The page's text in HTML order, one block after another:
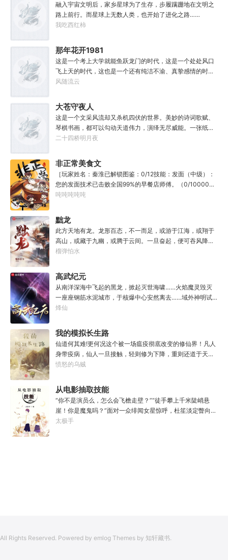
融入宇宙文明后，家乡星球为了生存，步履蹒跚地在文明之
路上前行。而星球上无数人类，也开始了进化之路……
我吃西红柿
那年花开1981
这是一个考上大学就能鱼跃龙门的时代，这是一个处处风口
飞上天的时代，这也是一个还有纯洁不渝、真挚感情的时
代；只不过李野刚刚来到这个时代，却被劝着放弃高考进厂
冲刺型选手会考不上？那岂不是辜负了那么多年体育老师的
教导？”
风随流云
大苍守夜人
这是一个文采风流却又杀机四伏的世界。美妙的诗词歌赋、
琴棋书画，都可以勾动天道伟力，演绎无尽威能。一张纸可
封万载凶谷，一滴墨可将三千里海域化为永夜。林苏进入这
人毕生难以触摸的天花板，敢与诸子百家圣人争道。精智
计，察人心，演绎兵法三十六计，弹指间可换一国之君。不
知者谓他情种，知他者，言他为真性情。
二十四桥明月夜
非正常美食文
［玩家姓名：秦淮已解锁图鉴：0/12技能：发面（中级）：
您的发面技术已击败全国99%的早餐店师傅。（0/10000）
调馅（高级）：您的调馅水平已击败全国100%的早餐店师
的那一刻，美食文主角迎来了他加载成功的系统。秦淮：美
食文，早说呀，这个他熟！后来——秦淮发现这好像不是个
单纯的美食文系统。好像还加了些奇奇怪怪的东西。连带着
他看邻居、朋友、客人、员工都不太像人……不过没事。遇
事不决，先吃一口！.游戏说明：1.本游戏自由度极高，请玩
力解锁图鉴。3.一切解释归游戏所有。
吨吨吨吨吨
黜龙
此方天地有龙。龙形百态，不一而足，或游于江海，或翔于
高山，或藏于九幽，或腾于云间。一旦奋起，便可吞风降
雪，引江划河，落雷喷火，分山避海。此处人间也有龙。人
之志。一时机发，便可翻云覆雨，决势分野，定鼎问道，证
位成龙。作为一个迷路的穿越者，张行一开始也想成龙，但
后来，他发现这个行当卷的太厉害了，就决定改行，去黜落
群龙。所谓行尽天下路，使天地处处通，黜遍天下龙，使世
间人人可为龙。
榴弹怕水
高武纪元
从南洋深海中飞起的黑龙，掀起灭世海啸……火焰魔灵毁灭
一座座钢筋水泥城市，于核爆中心安然离去……域外神明试
图统治整片星海……这是人类科技高度发达的未来世界。也
源，心怀能观想星海的奇异神宫，在这个世界艰难前行。多
年以后。“我现在的飞行速度是122682米/每秒，力量爆发
是……”李源在距蓝星表层约180公里的大气层中极速飞行，
冰冷眸子盯着昏暗虚空尽头那条形似神话传说中神龙的庞然
大物：“你，应该是所有入侵半神生命体中最强的一个
烽仙
我的模拟长生路
仙道何其难!更何况这个被一场瘟疫彻底改变的修仙界！凡人
身带疫病，仙人一旦接触，轻则修为下降，重则还道于天，
于是仙凡永隔；仙法不可同修，整个修仙界成为了一个巨大
凡尘中打滚，蹉跎一生。好在临终之时终于觉醒异宝，能够
化真为假，将真实的人生转为黄粱一梦，重回刚穿越之时！
于是，李凡开始了他的漫漫长生路！第二世，李凡历时五十
载终权倾天下，但却遍寻世间而不见仙踪。只在人生的末尾
得见仙人痕迹。第三世，李凡殚精竭虑、百般谋划，却终抵
愤怒的乌贼
从电影抽取技能
“你不是演员么，怎么会飞檐走壁？”“徒手攀上千米陡峭悬
崖！你是魔鬼吗？”面对一众绯闻女星惊呼，杜笙淡定瞥向从
影片中获得的绝技：【龙象般若功（紫）：十龙十象之力，
太极手
All Rights Reserved. Powered by emlog Themes by 知轩藏书.